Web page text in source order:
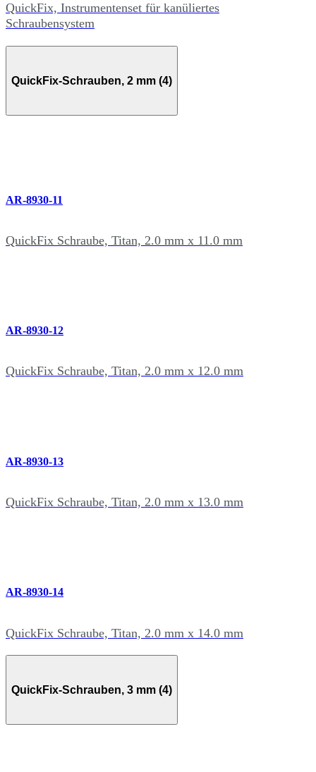
QuickFix, Instrumentenset für kanüliertes
Schraubensystem
QuickFix-Schrauben, 2 mm (4)
AR-8930-11
QuickFix Schraube, Titan, 2.0 mm x 11.0 mm
AR-8930-12
QuickFix Schraube, Titan, 2.0 mm x 12.0 mm
AR-8930-13
QuickFix Schraube, Titan, 2.0 mm x 13.0 mm
AR-8930-14
QuickFix Schraube, Titan, 2.0 mm x 14.0 mm
QuickFix-Schrauben, 3 mm (4)